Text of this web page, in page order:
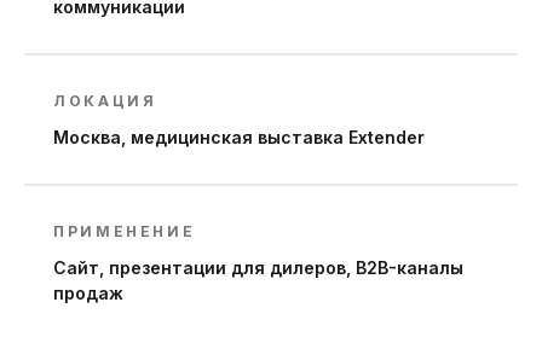
коммуникации
ЛОКАЦИЯ
Москва, медицинская выставка Extender
ПРИМЕНЕНИЕ
Сайт, презентации для дилеров, B2B-каналы
продаж